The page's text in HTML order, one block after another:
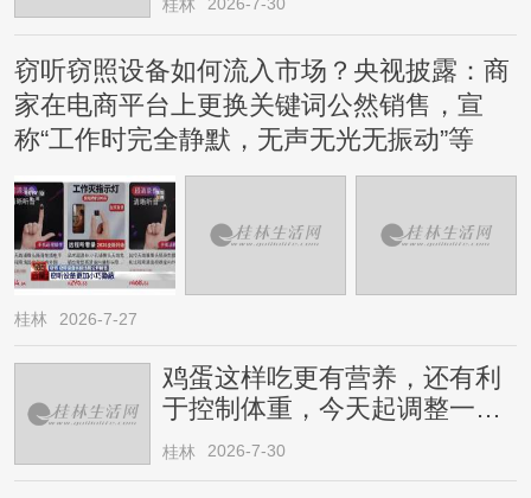
桂林 2026-7-30
窃听窃照设备如何流入市场？央视披露：商
家在电商平台上更换关键词公然销售，宣
称“工作时完全静默，无声无光无振动”等
桂林 2026-7-27
鸡蛋这样吃更有营养，还有利
于控制体重，今天起调整一下
→
桂林 2026-7-30